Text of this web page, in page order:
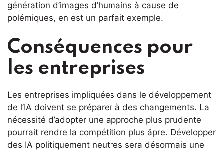
génération d’images d’humains à cause de
polémiques, en est un parfait exemple.
Conséquences pour
les entreprises
Les entreprises impliquées dans le développement
de l’IA doivent se préparer à des changements. La
nécessité d’adopter une approche plus prudente
pourrait rendre la compétition plus âpre. Développer
des IA politiquement neutres sera désormais une